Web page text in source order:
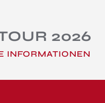
2026
INFORMATIONEN